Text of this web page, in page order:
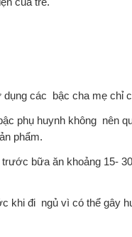
các bậc cha mẹ chỉ
phụ huynh không nên
phẩm.
bữa ăn khoảng 15-
khi đi ngủ vì có thể gây